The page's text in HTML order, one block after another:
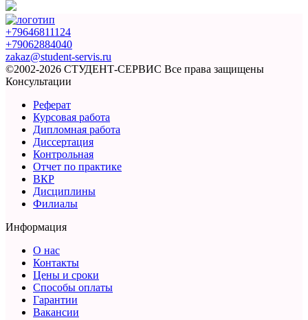
+79646811124
+79062884040
zakaz@student-servis.ru
©2002-2026 СТУДЕНТ-СЕРВИС Все права защищены
Консультации
Реферат
Курсовая работа
Дипломная работа
Диссертация
Контрольная
Отчет по практике
ВКР
Дисциплины
Филиалы
Информация
О нас
Контакты
Цены и сроки
Способы оплаты
Гарантии
Вакансии